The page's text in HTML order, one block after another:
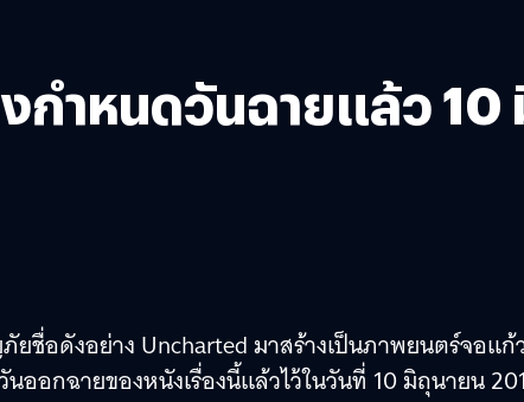
กำหนดวันฉายแล้ว 10
ชื่อดังอย่าง Uncharted มาสร้างเป็นภาพยนตร์จอแก้
ออกฉายของหนังเรื่องนี้แล้วไว้ในวันที่ 10 มิถุนายน